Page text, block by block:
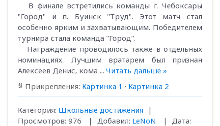
В финале встретились команды г. Чебоксары
"Город" и п. Буинск "Труд". Этот матч стал
особенно ярким и захватывающим. Победителем
турнира стала команда "Город".
Награждение проводилось также в отдельных
номинациях. Лучшим вратарем был признан
Алексеев Денис, кома ... Читать дальше »
Прикрепления: Картинка 1 · Картинка 2
Категория: Школьные достижения
|
Просмотров: 976 | Добавил: LeNoN |
Дата: